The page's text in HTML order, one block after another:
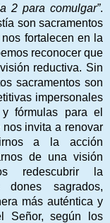
2 para comulgar”.
son sacramentos
fortalecen en la
reconocer que
reductiva. Sin
sacramentos son
impersonales
fórmulas para el
invita a renovar
a la acción
de una visión
redescubrir la
sagrados,
más auténtica y
Señor, según los